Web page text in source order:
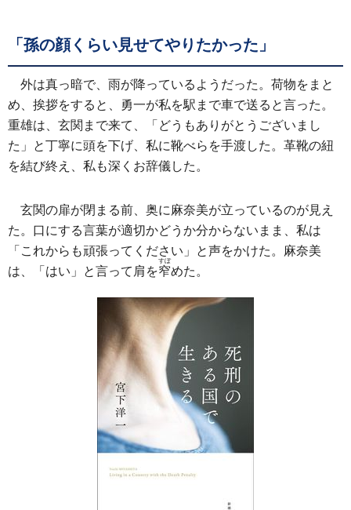
「孫の顔くらい見せてやりたかった」
外は真っ暗で、雨が降っているようだった。荷物をまと
め、挨拶をすると、勇一が私を駅まで車で送ると言った。
重雄は、玄関まで来て、「どうもありがとうございまし
た」と丁寧に頭を下げ、私に靴べらを手渡した。革靴の紐
を結び終え、私も深くお辞儀した。
玄関の扉が閉まる前、奥に麻奈美が立っているのが見え
た。口にする言葉が適切かどうか分からないまま、私は
「これからも頑張ってください」と声をかけた。麻奈美
は、「はい」と言って肩を窄
すぼ
めた。